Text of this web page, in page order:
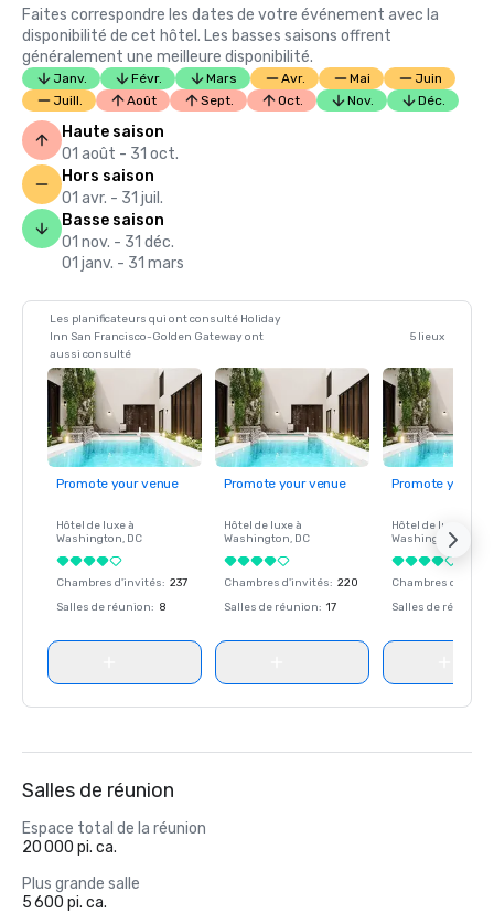
Faites correspondre les dates de votre événement avec la
disponibilité de cet hôtel. Les basses saisons offrent
généralement une meilleure disponibilité.
Janv. Févr. Mars Avr. Mai
Juin
Juill.
Août Sept. Oct. Nov. Déc.
Haute saison
01 août - 31 oct.
Hors saison
01 avr. - 31 juil.
Basse saison
01 nov. - 31 déc.
01 janv. - 31 mars
Les planificateurs qui ont consulté Holiday
Inn San Francisco-Golden Gateway ont
aussi consulté
5 lieux
Promote your venue
Hôtel de luxe à
Washington, DC
Chambres d'invités: 237
Salles de réunion: 8
Promote your venue
Hôtel de luxe à
Washington, DC
Chambres d'invités: 220
Salles de réunion: 17
Promote your
Hôtel de luxe à
Washington
Chambres
Salles de réunion
Salles de réunion
Espace total de la réunion
20 000 pi. ca.
Plus grande salle
5 600 pi. ca.